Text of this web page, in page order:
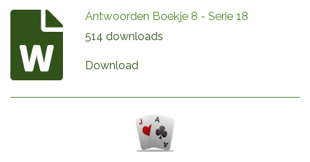
Antwoorden Boekje 8 - Serie 18
514 downloads
Download